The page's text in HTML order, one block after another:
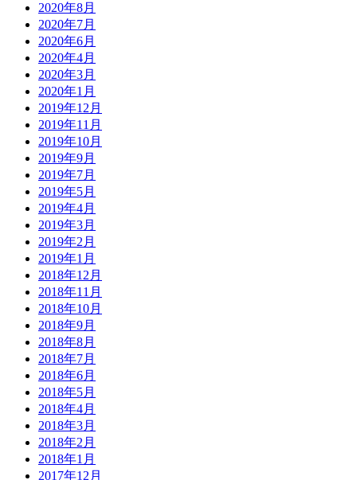
2020年8月
2020年7月
2020年6月
2020年4月
2020年3月
2020年1月
2019年12月
2019年11月
2019年10月
2019年9月
2019年7月
2019年5月
2019年4月
2019年3月
2019年2月
2019年1月
2018年12月
2018年11月
2018年10月
2018年9月
2018年8月
2018年7月
2018年6月
2018年5月
2018年4月
2018年3月
2018年2月
2018年1月
2017年12月